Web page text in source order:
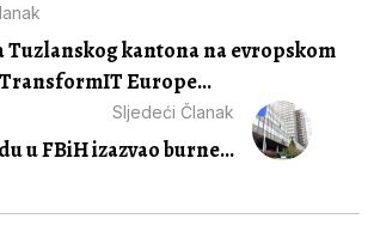
Tuzlanskog kantona na evropskom
Europe...
Sljedeći Članak
u FBiH izazvao burne...